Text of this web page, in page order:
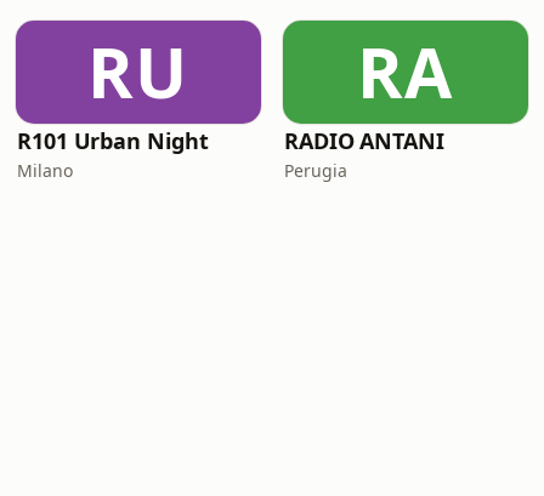
RU
R101 Urban Night
Milano
RA
RADIO ANTANI
Perugia